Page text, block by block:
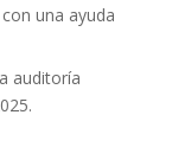
una ayuda
auditoría